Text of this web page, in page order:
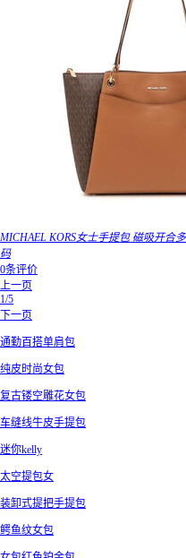
MICHAEL KORS女士手提包 磁吸开合
码
0条评价
上一页
1/5
下一页
通勤百搭单肩包
纯皮时尚女包
复古镂空雕花女包
车缝线牛皮手提包
迷你kelly
太空提包女
装卸式提把手提包
鳄鱼纹女包